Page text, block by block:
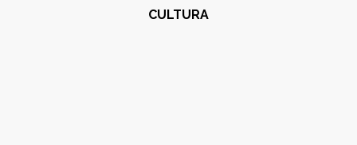
CULTURA